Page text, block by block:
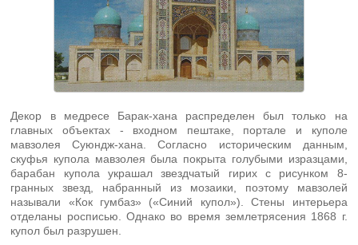
Декор в медресе Барак-хана распределен был только на
главных объектах - входном пештаке, портале и куполе
мавзолея Суюндж-хана. Согласно историческим данным,
скуфья купола мавзолея была покрыта голубыми изразцами,
барабан купола украшал звездчатый гирих с рисунком 8-
гранных звезд, набранный из мозаики, поэтому мавзолей
называли «Кок гумбаз» («Синий купол»). Стены интерьера
отделаны росписью. Однако во время землетрясения 1868 г.
купол был разрушен.